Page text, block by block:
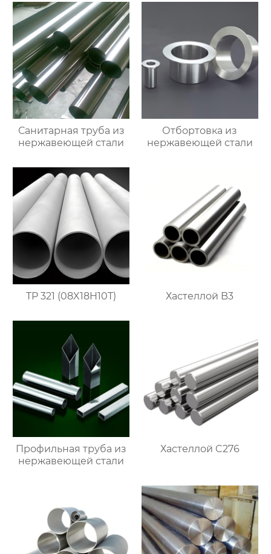
Санитарная труба из
нержавеющей стали
Отбортовка из
нержавеющей стали
TP 321 (08X18H10T) Хастеллой B3
Профильная труба из
нержавеющей стали
Хастеллой C276